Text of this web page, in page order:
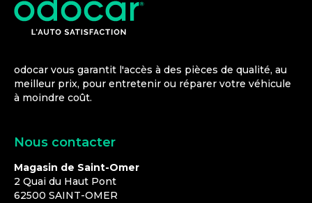
odocar vous garantit l'accès à des pièces de qualité, au
meilleur prix, pour entretenir ou réparer votre véhicule
à moindre coût.
Nous contacter
Magasin de Saint-Omer
2 Quai du Haut Pont
62500 SAINT-OMER